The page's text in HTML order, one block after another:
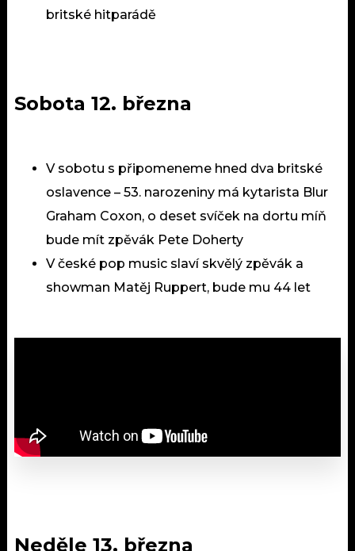
britské hitparádě
Sobota 12. března
V sobotu s připomeneme hned dva britské
oslavence – 53. narozeniny má kytarista Blur
Graham Coxon, o deset svíček na dortu míň
bude mít zpěvák Pete Doherty
V české pop music slaví skvělý zpěvák a
showman Matěj Ruppert, bude mu 44 let
Neděle 13. března